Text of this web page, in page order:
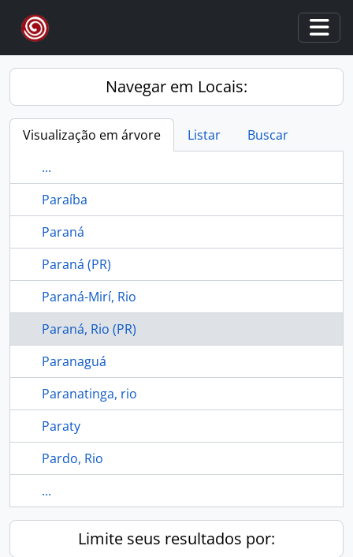
Skip to main content
Navegar em Locais:
Visualização em árvore Listar
Buscar
...
Paraíba
Paraná
Paraná (PR)
Paraná-Mirí, Rio
Paraná, Rio (PR)
Paranaguá
Paranatinga, rio
Paraty
Pardo, Rio
...
Limite seus resultados por: